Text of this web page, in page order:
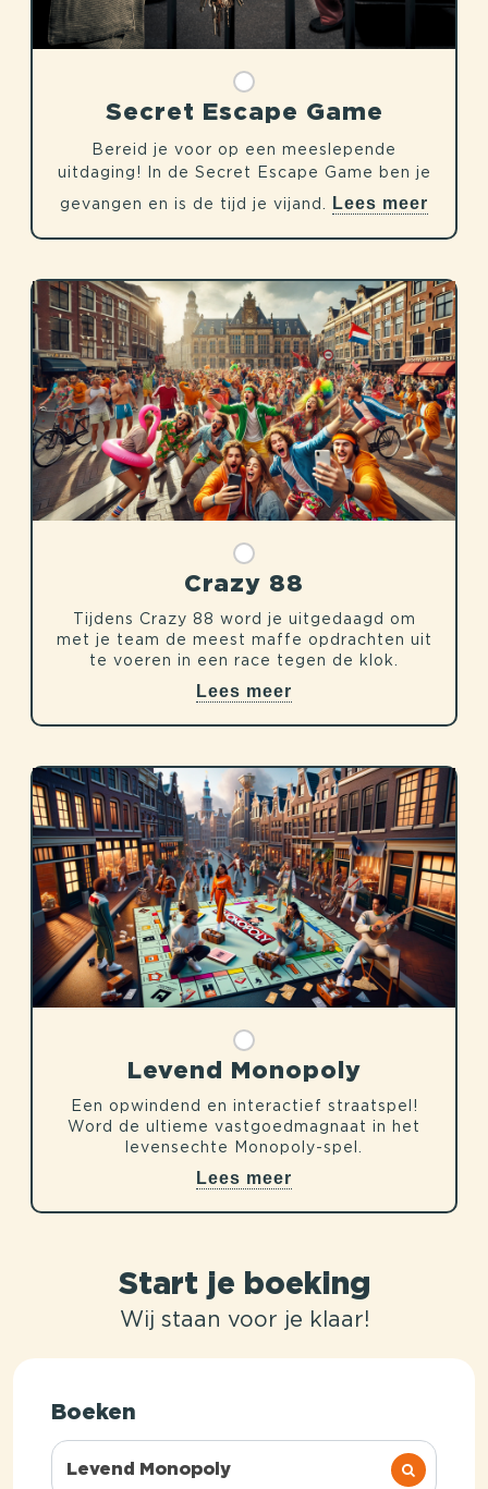
Secret Escape Game
Bereid je voor op een meeslepende
uitdaging! In de Secret Escape Game ben je
gevangen en is de tijd je vijand. Lees meer
Crazy 88
Tijdens Crazy 88 word je uitgedaagd om
met je team de meest maffe opdrachten uit
te voeren in een race tegen de klok.
Lees meer
Levend Monopoly
Een opwindend en interactief straatspel!
Word de ultieme vastgoedmagnaat in het
levensechte Monopoly-spel.
Lees meer
Start je boeking
Wij staan voor je klaar!
Boeken
Levend Monopoly